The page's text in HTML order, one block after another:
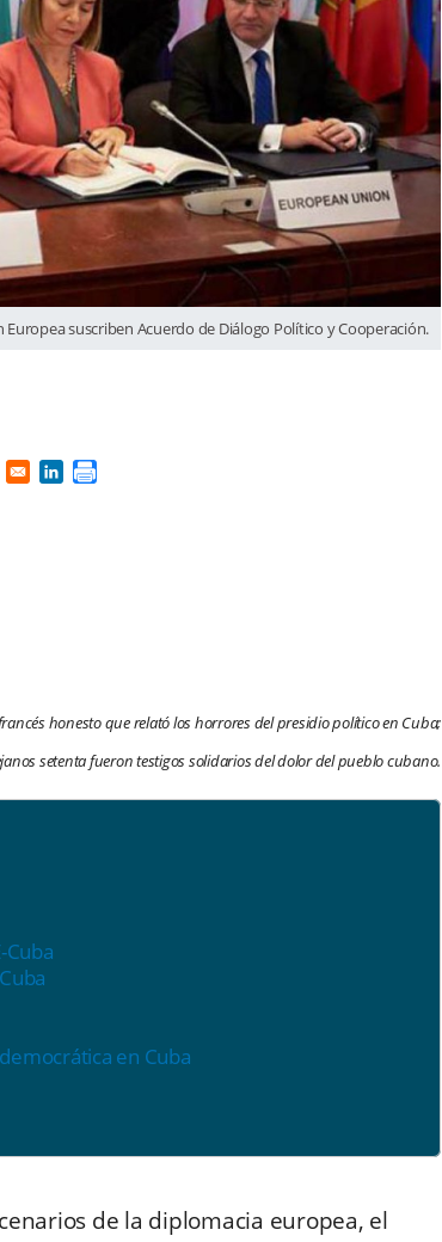
Europea suscriben Acuerdo de Diálogo Político y Cooperación.
new window
in a new window
in a new window
Opens in a new window
honesto que relató los horrores del presidio político en Cuba;
setenta fueron testigos solidarios del dolor del pueblo cubano.
Cuba
en Cuba
de la diplomacia europea, el